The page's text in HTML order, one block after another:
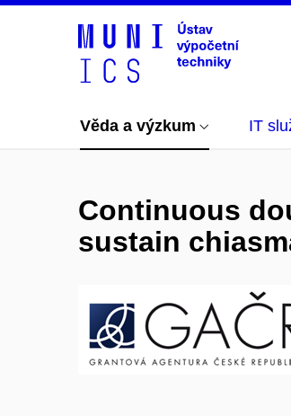
Věda a výzkum IT
Continuous
sustain